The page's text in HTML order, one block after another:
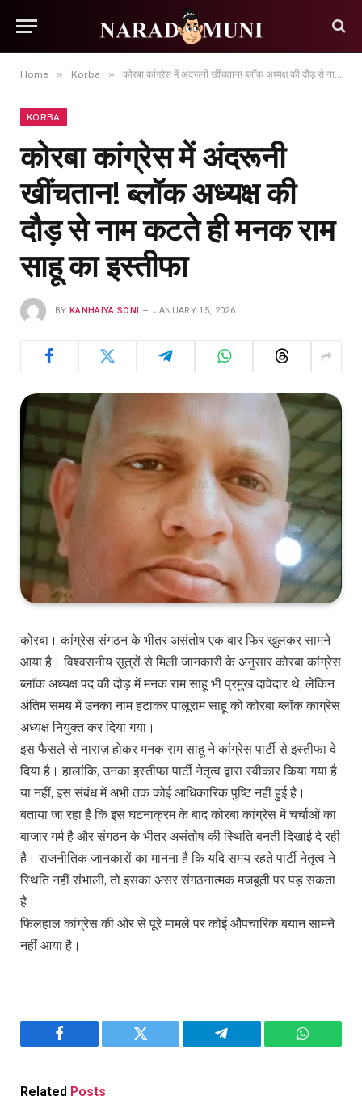
Home » Korba » कोरबा कांग्रेस में अंदरूनी खींचतान! ब्लॉक अध्यक्ष की दौड़ से नाम कटते ही मनक राम साहू का इस्तीफा
KORBA
कोरबा कांग्रेस में अंदरूनी
खींचतान! ब्लॉक अध्यक्ष की
दौड़ से नाम कटते ही मनक राम
साहू का इस्तीफा
BY KANHAIYA SONI JANUARY 15, 2026
कोरबा। कांग्रेस संगठन के भीतर असंतोष एक बार फिर खुलकर सामने
आया है। विश्वसनीय सूत्रों से मिली जानकारी के अनुसार कोरबा कांग्रेस
ब्लॉक अध्यक्ष पद की दौड़ में मनक राम साहू भी प्रमुख दावेदार थे, लेकिन
अंतिम समय में उनका नाम हटाकर पालूराम साहू को कोरबा ब्लॉक कांग्रेस
अध्यक्ष नियुक्त कर दिया गया।
इस फैसले से नाराज़ होकर मनक राम साहू ने कांग्रेस पार्टी से इस्तीफा दे
दिया है। हालांकि, उनका इस्तीफा पार्टी नेतृत्व द्वारा स्वीकार किया गया है
या नहीं, इस संबंध में अभी तक कोई आधिकारिक पुष्टि नहीं हुई है।
बताया जा रहा है कि इस घटनाक्रम के बाद कोरबा कांग्रेस में चर्चाओं का
बाजार गर्म है और संगठन के भीतर असंतोष की स्थिति बनती दिखाई दे रही
है। राजनीतिक जानकारों का मानना है कि यदि समय रहते पार्टी नेतृत्व ने
स्थिति नहीं संभाली, तो इसका असर संगठनात्मक मजबूती पर पड़ सकता
है।
फिलहाल कांग्रेस की ओर से पूरे मामले पर कोई औपचारिक बयान सामने
नहीं आया है।
Facebook Twitter Telegram
Related Posts